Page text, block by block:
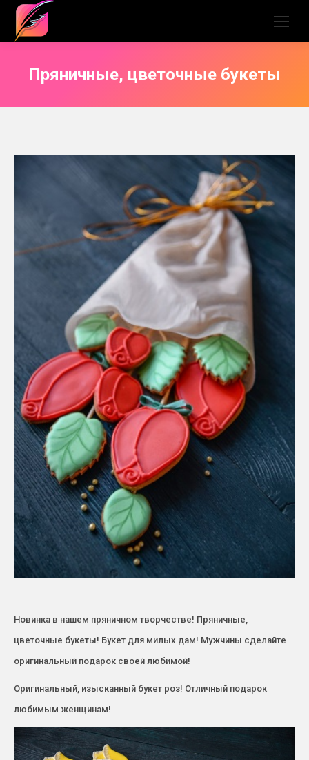
Пряничные, цветочные букеты
Новинка в нашем пряничном творчестве! Пряничные,
цветочные букеты! Букет для милых дам! Мужчины сделайте
оригинальный подарок своей любимой!
Оригинальный, изысканный букет роз! Отличный подарок
любимым женщинам!